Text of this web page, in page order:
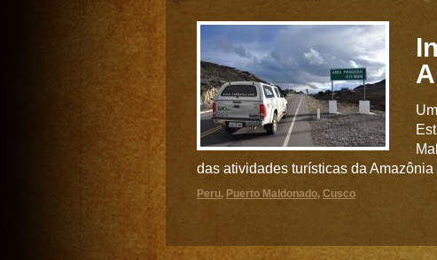
das atividades turísticas da
Peru, Puerto Maldonado, Cusco